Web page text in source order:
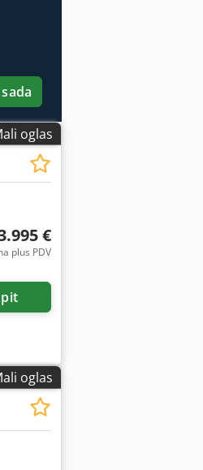
oglas
€
plus PDV
oglas